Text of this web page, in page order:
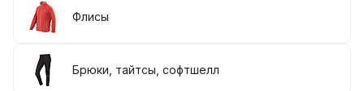
Флисы
Брюки, тайтсы, софтшелл